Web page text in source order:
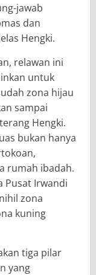
jawab
dan
Hengki.
relawan ini
untuk
zona hijau
sampai
Hengki.
bukan hanya
rumah ibadah.
Pusat Irwandi
zona
kuning
tiga pilar
yang